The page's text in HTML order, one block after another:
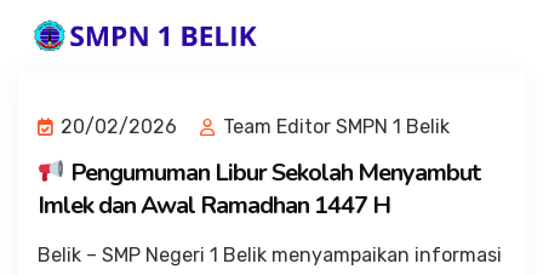
20/02/2026 Team Editor SMPN 1 Belik
Pengumuman Libur Sekolah Menyambut
Imlek dan Awal Ramadhan 1447 H
Belik – SMP Negeri 1 Belik menyampaikan informasi